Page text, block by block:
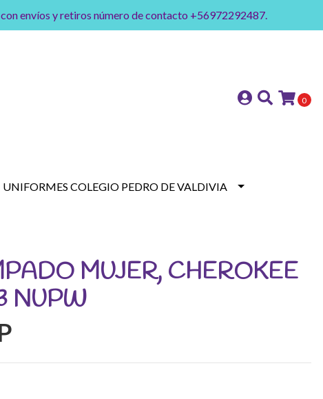
envíos y retiros número de contacto +56972292487.
0
UNIFORMES COLEGIO PEDRO DE VALDIVIA
MUJER, CHEROKEE
NUPW